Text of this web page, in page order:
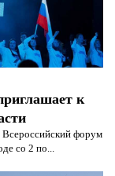
к
форум
со 2 по...